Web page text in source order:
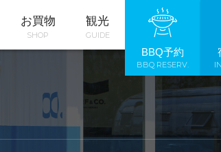
お買物
SHOP
観光
GUIDE
BBQ予約
BBQ RESERV.